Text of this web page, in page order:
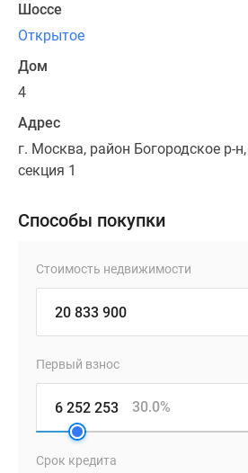
Шоссе
Открытое
Дом
4
Адрес
г. Москва, район Богородское р-
секция 1
Способы покупки
Стоимость недвижимости
Первый взнос
30.0%
Срок кредита